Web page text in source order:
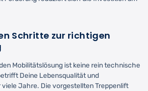
Schritte zur richtigen
Mobilitätslösung ist keine rein technische
Deine Lebensqualität und
Jahre. Die vorgestellten Treppenlift